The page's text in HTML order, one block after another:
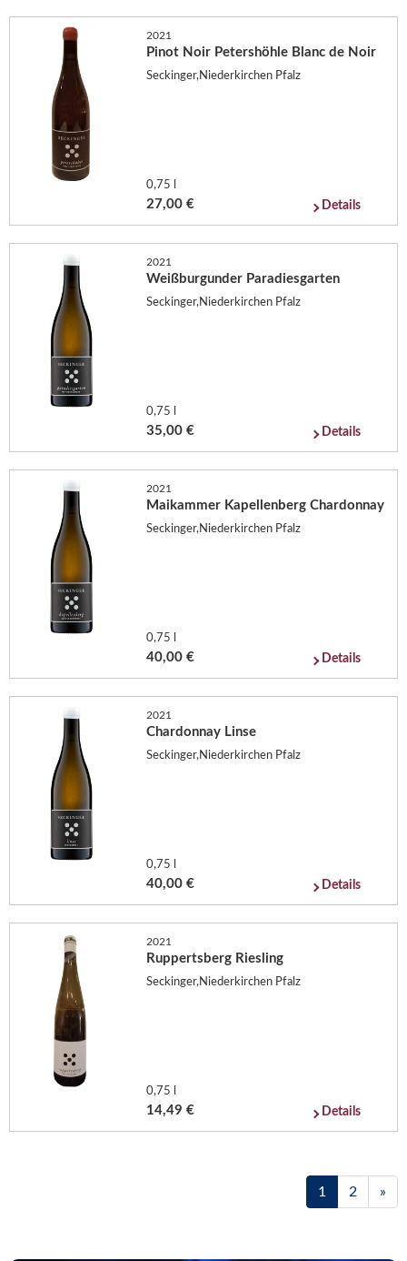
2021
Pinot Noir Petershöhle Blanc de Noir
Seckinger,Niederkirchen Pfalz
0,75 l
27,00 € Details
2021
Weißburgunder Paradiesgarten
Seckinger,Niederkirchen Pfalz
0,75 l
35,00 € Details
2021
Maikammer Kapellenberg Chardonnay
Seckinger,Niederkirchen Pfalz
0,75 l
40,00 € Details
2021
Chardonnay Linse
Seckinger,Niederkirchen Pfalz
0,75 l
40,00 € Details
2021
Ruppertsberg Riesling
Seckinger,Niederkirchen Pfalz
0,75 l
14,49 € Details
1 2 »